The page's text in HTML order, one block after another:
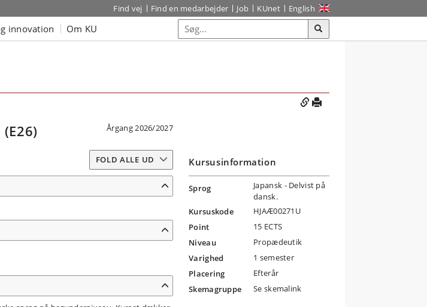
Find vej Find en medarbejder Job KUnet English
innovation Om KU
Årgang 2026/2027
FOLD ALLE UD Kursusinformation
Sprog Japansk - Delvist på
dansk.
Kursuskode
HJAÆ00271U
Point
15 ECTS
Niveau
Propædeutik
Varighed
1 semester
Placering
Efterår
Skemagruppe
Se skemalink